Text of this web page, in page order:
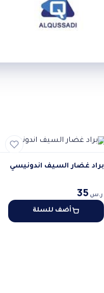
براد غضار السيف اندونيسي
ر.س 35
أضف للسلة